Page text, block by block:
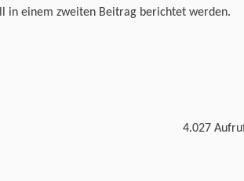
in einem zweiten Beitrag berichtet werden.
4.027